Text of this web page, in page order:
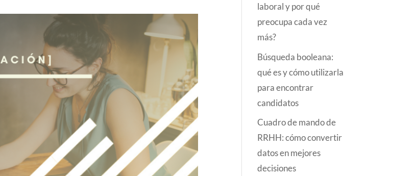
laboral y por qué
preocupa cada vez
más?
Búsqueda booleana:
qué es y cómo utilizarla
para encontrar
candidatos
Cuadro de mando de
RRHH: cómo convertir
datos en mejores
decisiones